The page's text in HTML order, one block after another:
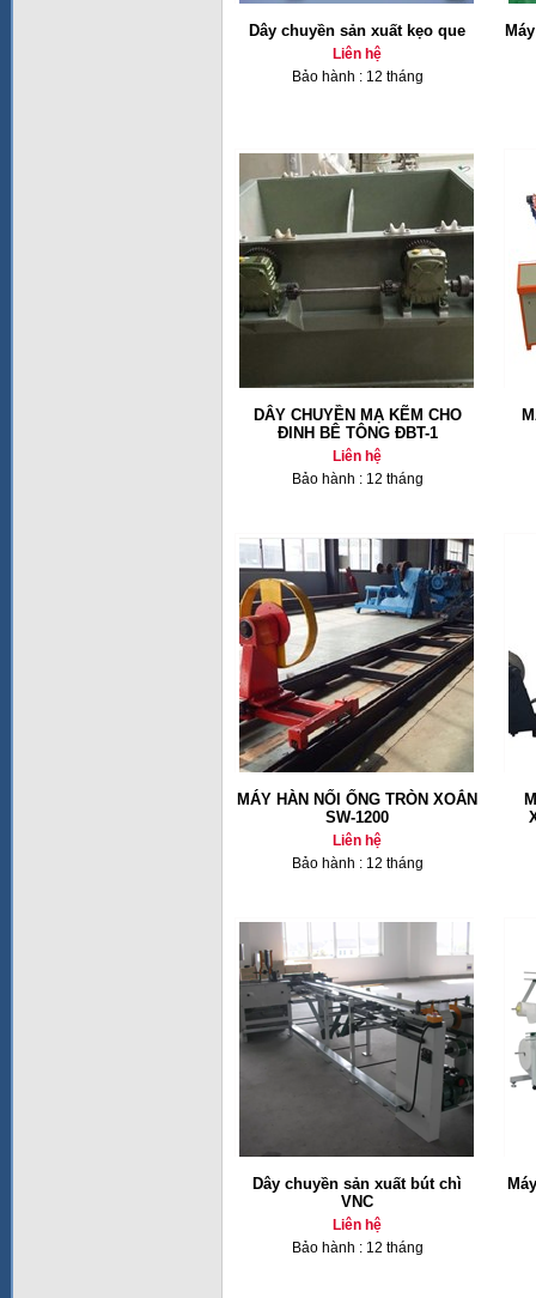
Dây chuyền sản xuất kẹo que
Liên hệ
Bảo hành : 12 tháng
DÂY CHUYỀN MẠ KẼM CHO
ĐINH BÊ TÔNG ĐBT-1
Liên hệ
Bảo hành : 12 tháng
MÁY HÀN NỐI ỐNG TRÒN XOẮN
SW-1200
Liên hệ
Bảo hành : 12 tháng
Dây chuyền sản xuất bút chì
VNC
Liên hệ
Bảo hành : 12 tháng